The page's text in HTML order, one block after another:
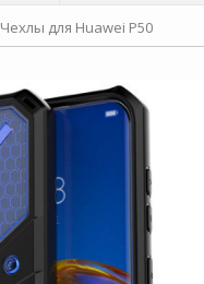
Чехлы для Huawei P50